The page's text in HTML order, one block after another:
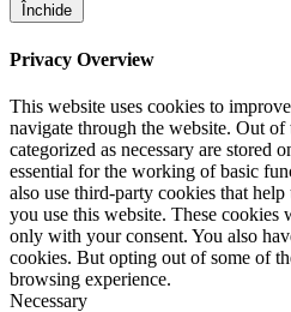
Închide
Privacy Overview
This website uses cookies to
navigate through the website. Out of
categorized as necessary are stored
essential for the working of basic
also use third-party cookies that
you use this website. These
only with your consent. You also
cookies. But opting out of some of
browsing experience.
Necessary